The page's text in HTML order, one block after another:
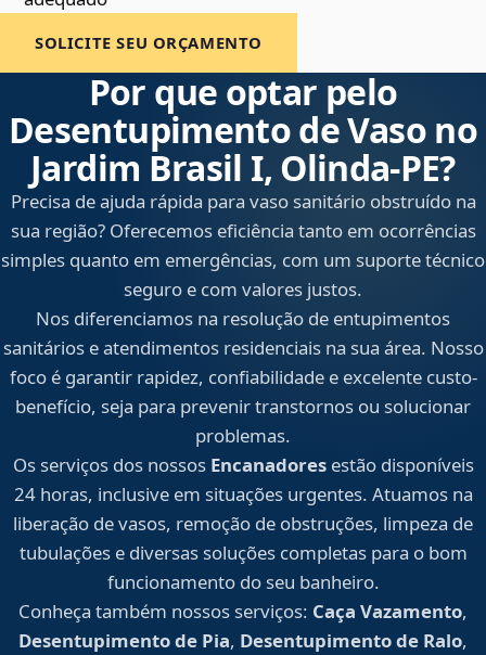
SOLICITE SEU ORÇAMENTO
Por que optar pelo
Desentupimento de Vaso no
Jardim Brasil I, Olinda‑PE?
Precisa de ajuda rápida para vaso sanitário obstruído na
sua região? Oferecemos eficiência tanto em ocorrências
simples quanto em emergências, com um suporte técnico
seguro e com valores justos.
Nos diferenciamos na resolução de entupimentos
sanitários e atendimentos residenciais na sua área. Nosso
foco é garantir rapidez, confiabilidade e excelente custo-
benefício, seja para prevenir transtornos ou solucionar
problemas.
Os serviços dos nossos Encanadoresestão disponíveis
24 horas, inclusive em situações urgentes. Atuamos na
liberação de vasos, remoção de obstruções, limpeza de
tubulações e diversas soluções completas para o bom
funcionamento do seu banheiro.
Conheça também nossos serviços: Caça Vazamento,
Desentupimento de Pia, Desentupimento de Ralo,